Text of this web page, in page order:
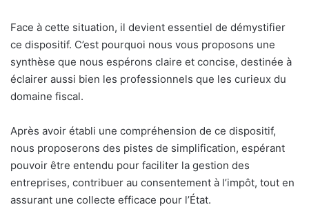
Face à cette situation, il devient essentiel de démystifier
ce dispositif. C’est pourquoi nous vous proposons une
synthèse que nous espérons claire et concise, destinée à
éclairer aussi bien les professionnels que les curieux du
domaine fiscal.
Après avoir établi une compréhension de ce dispositif,
nous proposerons des pistes de simplification, espérant
pouvoir être entendu pour faciliter la gestion des
entreprises, contribuer au consentement à l’impôt, tout en
assurant une collecte efficace pour l’État.